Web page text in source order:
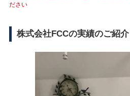
ださい
株式会社FCCの実績のご紹介